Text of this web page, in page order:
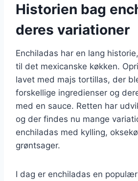
Historien bag
deres variationer
Enchiladas har en lang
til det mexicanske køkken.
lavet med majs tortillas, der
forskellige ingredienser og
med en sauce. Retten har
og der findes nu mange
enchiladas med kylling,
grøntsager.
I dag er enchiladas en